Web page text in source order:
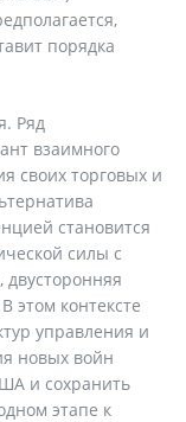
порядка
Ряд
взаимного
своих торговых и
становится
силы с
этом контексте
управления и
новых войн
и сохранить
этапе к